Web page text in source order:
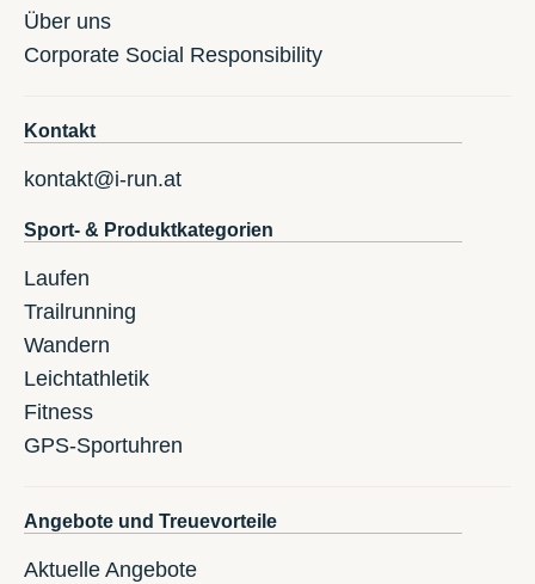
Über uns
Corporate Social Responsibility
Kontakt
kontakt@i-run.at
Sport- & Produktkategorien
Laufen
Trailrunning
Wandern
Leichtathletik
Fitness
GPS-Sportuhren
Angebote und Treuevorteile
Aktuelle Angebote